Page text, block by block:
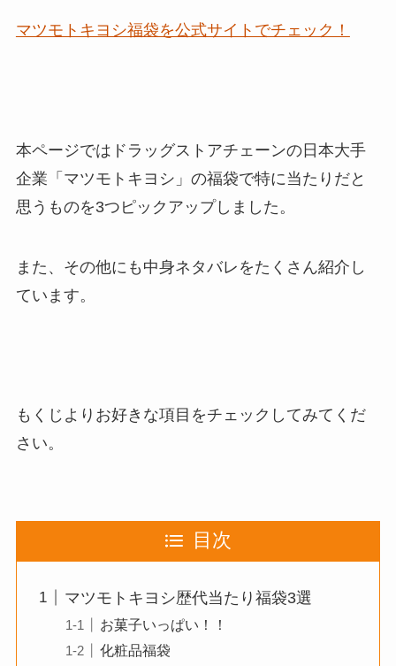
マツモトキヨシ福袋を公式サイトでチェック！
本ページではドラッグストアチェーンの日本大手
企業 「マツモトキヨシ」の福袋で特に当たりだと
思うものを3つピックアップしました。
また、その他にも 中身ネタバレをたくさん紹介 し
ています。
もくじよりお好きな項目をチェックしてみてくだ
さい。
目次
マツモトキヨシ歴代当たり福袋3選
お菓子いっぱい！！
化粧品福袋